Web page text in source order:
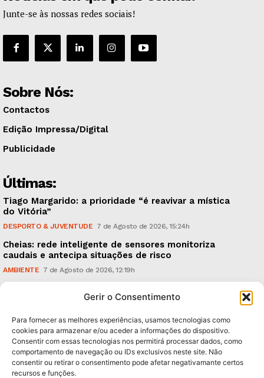
Gerir o Consentimento
Para fornecer as melhores experiências, usamos tecnologias como
cookies para armazenar e/ou aceder a informações do dispositivo.
Consentir com essas tecnologias nos permitirá processar dados, como
comportamento de navegação ou IDs exclusivos neste site. Não
consentir ou retirar o consentimento pode afetar negativamante certos
recursos e funções.
Junte-se às nossas redes sociais!
Sobre Nós:
Contactos
Edição Impressa/Digital
Publicidade
Últimas:
Tiago Margarido: a prioridade “é reavivar a mística
do Vitória”
DESPORTO & JUVENTUDE 7 de Agosto de 2026, 15:24h
Cheias: rede inteligente de sensores monitoriza
caudais e antecipa situações de risco
AMBIENTE 7 de Agosto de 2026, 12:19h
Subscreva Newsletter: